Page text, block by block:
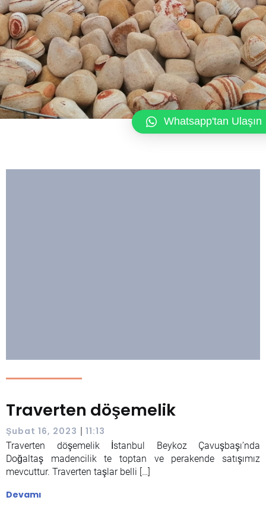
Traverten döşemelik
Şubat 16, 2023 | 11:13
Traverten döşemelik İstanbul Beykoz Çavuşbaşı’nda
Doğaltaş madencilik te toptan ve perakende satışımız
mevcuttur. Traverten taşlar belli […]
Devamı
Whatsapp'tan Ulaşın